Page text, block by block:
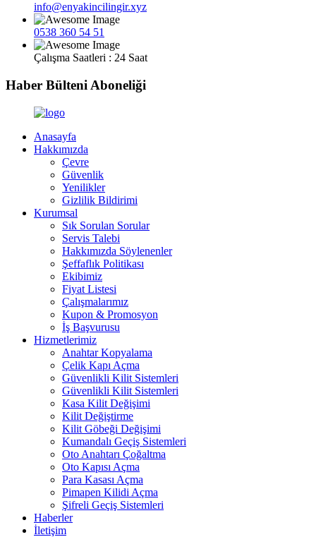
info@enyakincilingir.xyz
0538 360 54 51
Çalışma Saatleri : 24 Saat
Haber Bülteni Aboneliği
Anasayfa
Hakkımızda
Çevre
Güvenlik
Yenilikler
Gizlilik Bildirimi
Kurumsal
Sık Sorulan Sorular
Servis Talebi
Hakkımızda Söylenenler
Şeffaflık Politikası
Ekibimiz
Fiyat Listesi
Çalışmalarımız
Kupon & Promosyon
İş Başvurusu
Hizmetlerimiz
Anahtar Kopyalama
Çelik Kapı Açma
Güvenlikli Kilit Sistemleri
Güvenlikli Kilit Sistemleri
Kasa Kilit Değişimi
Kilit Değiştirme
Kilit Göbeği Değişimi
Kumandalı Geçiş Sistemleri
Oto Anahtarı Çoğaltma
Oto Kapısı Açma
Para Kasası Açma
Pimapen Kilidi Açma
Şifreli Geçiş Sistemleri
Haberler
İletişim